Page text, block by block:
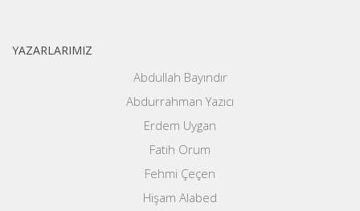
YAZARLARIMIZ
Abdullah Bayındır
Abdurrahman Yazıcı
Erdem Uygan
Fatih Orum
Fehmi Çeçen
Hişam Alabed